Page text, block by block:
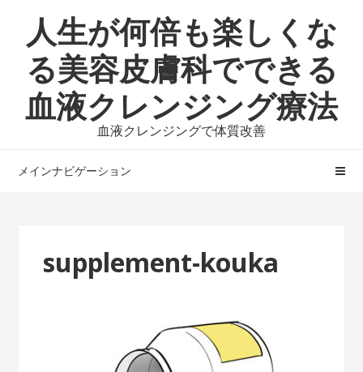
ゲ
ー
シ
ョ
ス
テ
ン
ツ
へ
ッ
人生が何倍も楽しくな
る美容皮膚科でできる
血液クレンジング療法
血液クレンジングで体質改善
メインナビゲーション
supplement-kouka